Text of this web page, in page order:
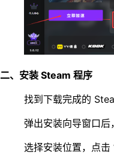
二、安装 Steam 程序​
找到下载完成的
弹出安装向导窗口后
选择安装位置，点击